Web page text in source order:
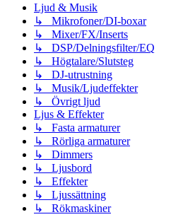
Ljud & Musik
↳ Mikrofoner/DI-boxar
↳ Mixer/FX/Inserts
↳ DSP/Delningsfilter/EQ
↳ Högtalare/Slutsteg
↳ DJ-utrustning
↳ Musik/Ljudeffekter
↳ Övrigt ljud
Ljus & Effekter
↳ Fasta armaturer
↳ Rörliga armaturer
↳ Dimmers
↳ Ljusbord
↳ Effekter
↳ Ljussättning
↳ Rökmaskiner